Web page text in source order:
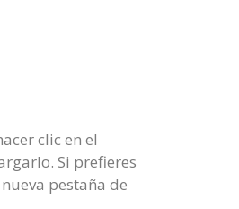
clic en el
Si prefieres
pestaña de